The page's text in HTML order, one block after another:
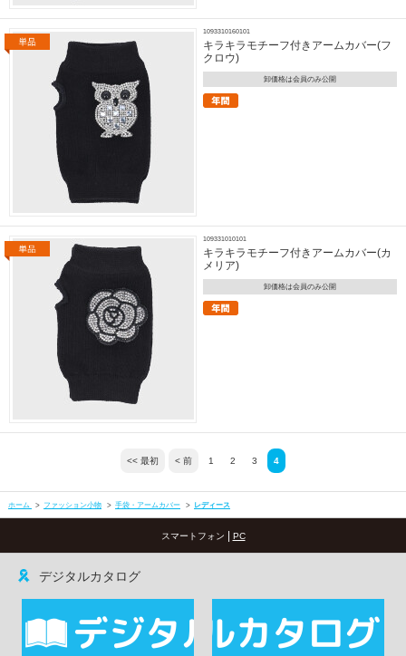
1093310160101
キラキラモチーフ付きアームカバー(フ
クロウ)
卸価格は会員のみ公開
109331010101
キラキラモチーフ付きアームカバー(カ
メリア)
卸価格は会員のみ公開
<< 最初 < 前 1 2 3 4
ホーム > ファッション小物 > 手袋・アームカバー > レディース
スマートフォン PC
デジタルカタログ